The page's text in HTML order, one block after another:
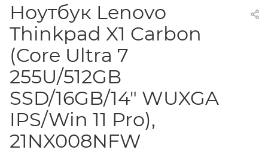
Ноутбук Lenovo
Thinkpad X1 Carbon
(Core Ultra 7
255U/512GB
SSD/16GB/14" WUXGA
IPS/Win 11 Pro),
21NX008NFW